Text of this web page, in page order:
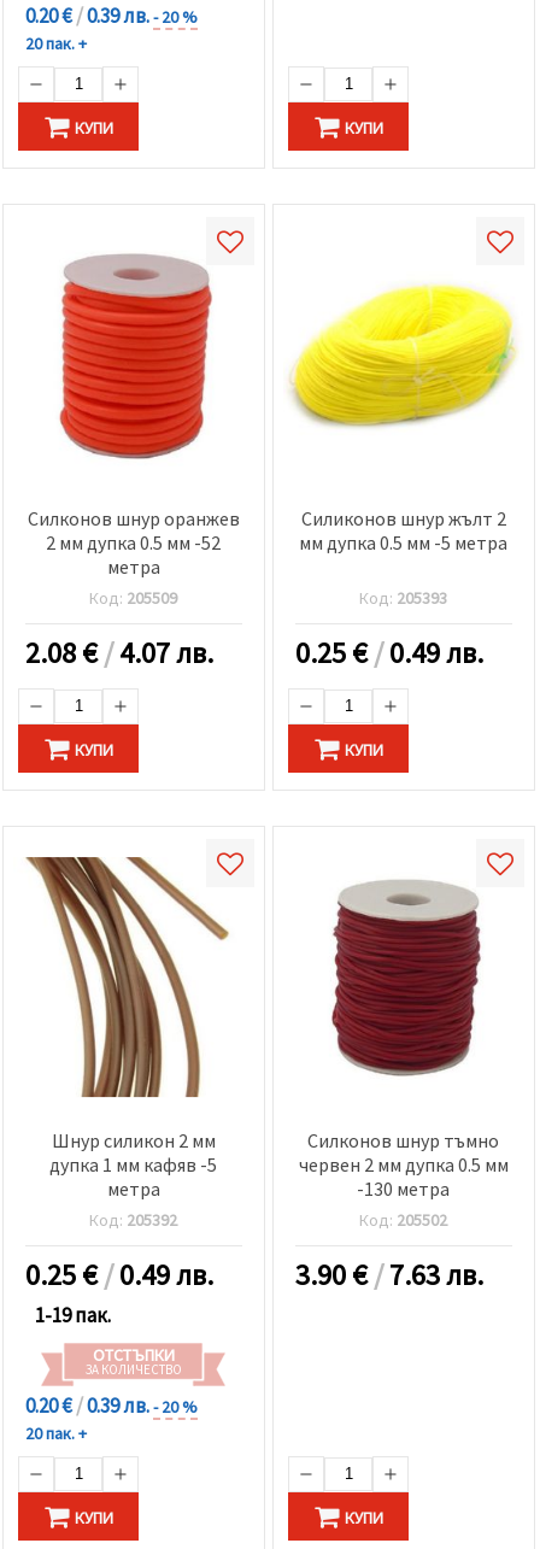
0.20 €/0.39 лв.- 20 %
20 пак. +
КУПИ КУПИ
Силконов шнур оранжев
2 мм дупка 0.5 мм -52
метра
Код: 205509
2.08€/4.07 лв.
КУПИ
Силиконов шнур жълт 2
мм дупка 0.5 мм -5 метра
Код: 205393
0.25€/0.49 лв.
КУПИ
Шнур силикон 2 мм
дупка 1 мм кафяв -5
метра
Код: 205392
0.25€/0.49 лв.
1-19 пак.
ОТСТЪПКИ
ЗА КОЛИЧЕСТВО
0.20 €/0.39 лв.- 20 %
20 пак. +
КУПИ
Силконов шнур тъмно
червен 2 мм дупка 0.5 мм
-130 метра
Код: 205502
3.90€/7.63 лв.
КУПИ